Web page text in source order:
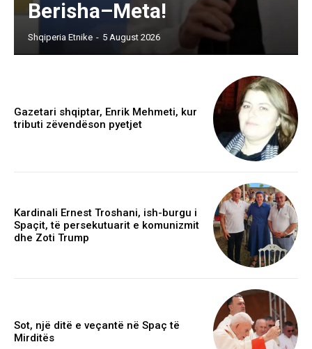
Berisha–Meta!
Shqiperia Etnike - 5 August 2026
Gazetari shqiptar, Enrik Mehmeti, kur
tributi zëvendëson pyetjet
Kardinali Ernest Troshani, ish-burgu i
Spaçit, të persekutuarit e komunizmit
dhe Zoti Trump
Sot, një ditë e veçantë në Spaç të
Mirditës